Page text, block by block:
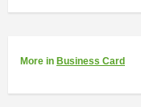
More in Business Card